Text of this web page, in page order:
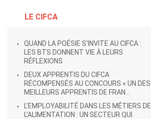
LE CIFCA
QUAND LA POÉSIE S'INVITE AU CIFCA :
LES BTS DONNENT VIE À LEURS
RÉFLEXIONS
DEUX APPRENTIS DU CIFCA
RÉCOMPENSÉS AU CONCOURS « UN DES
MEILLEURS APPRENTIS DE FRAN...
L’EMPLOYABILITÉ DANS LES MÉTIERS DE
L’ALIMENTATION : UN SECTEUR QUI